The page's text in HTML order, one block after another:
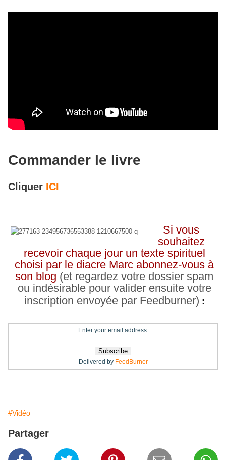
Commander le livre
Cliquer ICI
Si vous
souhaitez
recevoir chaque jour un texte spirituel
choisi par le diacre Marc abonnez-vous à
son blog (et regardez votre dossier spam
ou indésirable pour valider ensuite votre
inscription envoyée par Feedburner) :
Enter your email address:
Delivered by FeedBurner
#Vidéo
Partager